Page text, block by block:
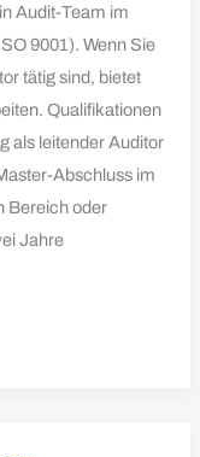
Audit-Team im
9001). Wenn Sie
tätig sind, bietet
Qualifikationen
als leitender Auditor
Abschluss im
Bereich oder
Jahre